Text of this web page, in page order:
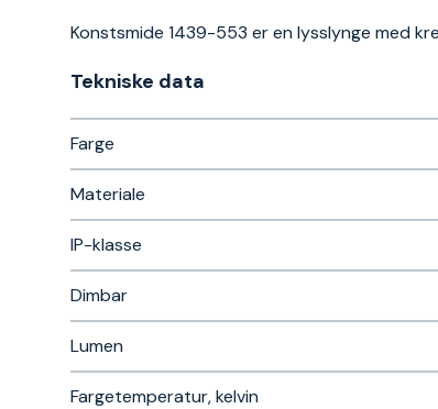
Konstsmide 1439-553 er en lysslynge med
Tekniske data​
Farge
Materiale
IP-klasse
Dimbar
Lumen
Fargetemperatur, kelvin